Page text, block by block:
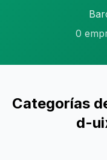
0
Categorías
d-